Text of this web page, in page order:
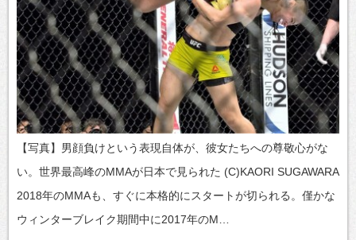
【写真】男顔負けという表現自体が、彼女たちへの尊敬心がな
い。世界最高峰のMMAが日本で見られた (C)KAORI SUGAWARA
2018年のMMAも、すぐに本格的にスタートが切られる。僅かな
ウィンターブレイク期間中に2017年のM…